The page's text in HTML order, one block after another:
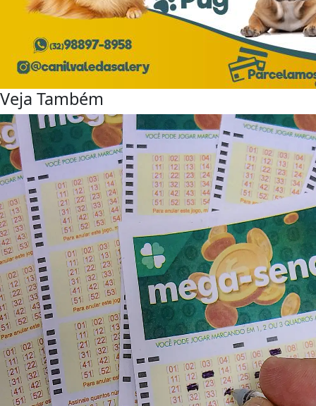
Veja Também